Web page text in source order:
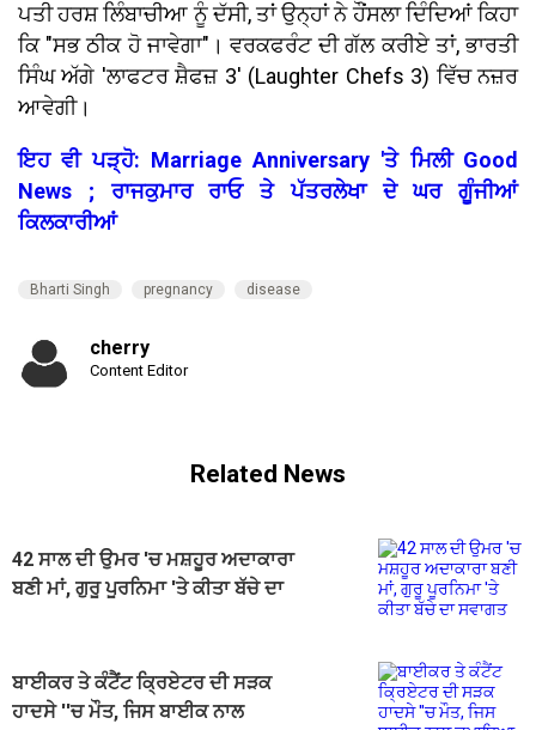
ਪਤੀ ਹਰਸ਼ ਲਿੰਬਾਚੀਆ ਨੂੰ ਦੱਸੀ, ਤਾਂ ਉਨ੍ਹਾਂ ਨੇ ਹੌਂਸਲਾ ਦਿੰਦਿਆਂ ਕਿਹਾ
ਕਿ "ਸਭ ਠੀਕ ਹੋ ਜਾਵੇਗਾ"। ਵਰਕਫਰੰਟ ਦੀ ਗੱਲ ਕਰੀਏ ਤਾਂ, ਭਾਰਤੀ
ਸਿੰਘ ਅੱਗੇ 'ਲਾਫਟਰ ਸ਼ੈਫਜ਼ 3' (Laughter Chefs 3) ਵਿੱਚ ਨਜ਼ਰ
ਆਵੇਗੀ।
ਇਹ ਵੀ ਪੜ੍ਹੋ: Marriage Anniversary 'ਤੇ ਮਿਲੀ Good
News ; ਰਾਜਕੁਮਾਰ ਰਾਓ ਤੇ ਪੱਤਰਲੇਖਾ ਦੇ ਘਰ ਗੂੰਜੀਆਂ
ਕਿਲਕਾਰੀਆਂ
Bharti Singh pregnancy disease
cherry
Content Editor
Related News
42 ਸਾਲ ਦੀ ਉਮਰ 'ਚ ਮਸ਼ਹੂਰ ਅਦਾਕਾਰਾ
ਬਣੀ ਮਾਂ, ਗੁਰੂ ਪੂਰਨਿਮਾ 'ਤੇ ਕੀਤਾ ਬੱਚੇ ਦਾ
ਬਾਈਕਰ ਤੇ ਕੰਟੈਂਟ ਕ੍ਰਿਏਟਰ ਦੀ ਸੜਕ
ਹਾਦਸੇ ''ਚ ਮੌਤ, ਜਿਸ ਬਾਈਕ ਨਾਲ